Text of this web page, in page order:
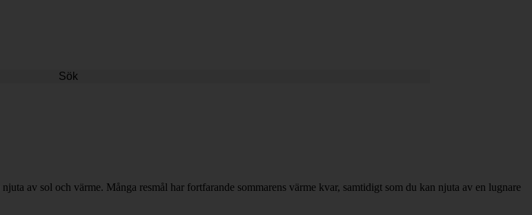
Sök
av sol och värme. Många resmål har fortfarande sommarens värme kvar, samtidigt som du kan njuta av en lugnare